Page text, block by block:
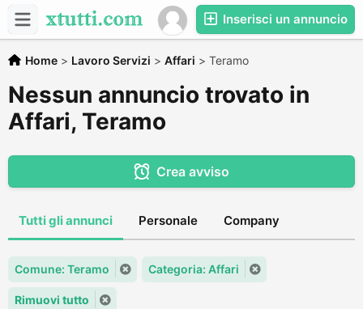
Inserisci un annuncio
Home > Lavoro Servizi > Affari > Teramo
Nessun annuncio trovato in
Affari, Teramo
Crea avviso
Tutti gli annunci Personale Company
Comune: Teramo Categoria: Affari
Rimuovi tutto